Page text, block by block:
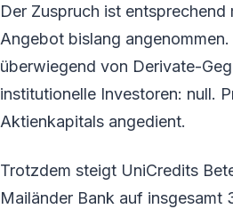
Der Zuspruch ist
Angebot bislang
überwiegend von Derivate-
institutionelle Investoren: null.
Aktienkapitals angedient.
Trotzdem steigt UniCredits
Mailänder Bank auf